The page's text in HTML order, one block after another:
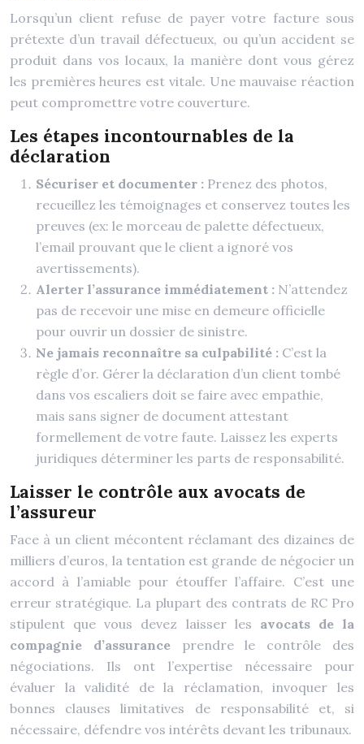
Lorsqu’un client refuse de payer votre facture sous
prétexte d’un travail défectueux, ou qu’un accident se
produit dans vos locaux, la manière dont vous gérez
les premières heures est vitale. Une mauvaise réaction
peut compromettre votre couverture.
Les étapes incontournables de la
déclaration
Sécuriser et documenter : Prenez des photos,
recueillez les témoignages et conservez toutes les
preuves (ex: le morceau de palette défectueux,
l’email prouvant que le client a ignoré vos
avertissements).
Alerter l’assurance immédiatement : N’attendez
pas de recevoir une mise en demeure officielle
pour ouvrir un dossier de sinistre.
Ne jamais reconnaître sa culpabilité : C’est la
règle d’or. Gérer la déclaration d’un client tombé
dans vos escaliers doit se faire avec empathie,
mais sans signer de document attestant
formellement de votre faute. Laissez les experts
juridiques déterminer les parts de responsabilité.
Laisser le contrôle aux avocats de
l’assureur
Face à un client mécontent réclamant des dizaines de
milliers d’euros, la tentation est grande de négocier un
accord à l’amiable pour étouffer l’affaire. C’est une
erreur stratégique. La plupart des contrats de RC Pro
stipulent que vous devez laisser les avocats de la
compagnie d’assuranceprendre le contrôle des
négociations. Ils ont l’expertise nécessaire pour
évaluer la validité de la réclamation, invoquer les
bonnes clauses limitatives de responsabilité et, si
nécessaire, défendre vos intérêts devant les tribunaux.